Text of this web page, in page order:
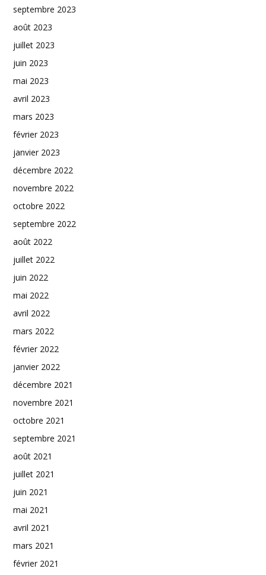
septembre 2023
août 2023
juillet 2023
juin 2023
mai 2023
avril 2023
mars 2023
février 2023
janvier 2023
décembre 2022
novembre 2022
octobre 2022
septembre 2022
août 2022
juillet 2022
juin 2022
mai 2022
avril 2022
mars 2022
février 2022
janvier 2022
décembre 2021
novembre 2021
octobre 2021
septembre 2021
août 2021
juillet 2021
juin 2021
mai 2021
avril 2021
mars 2021
février 2021